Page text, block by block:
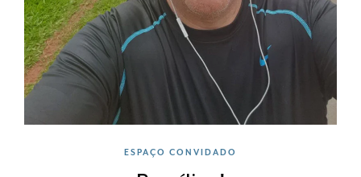
ESPAÇO CONVIDADO